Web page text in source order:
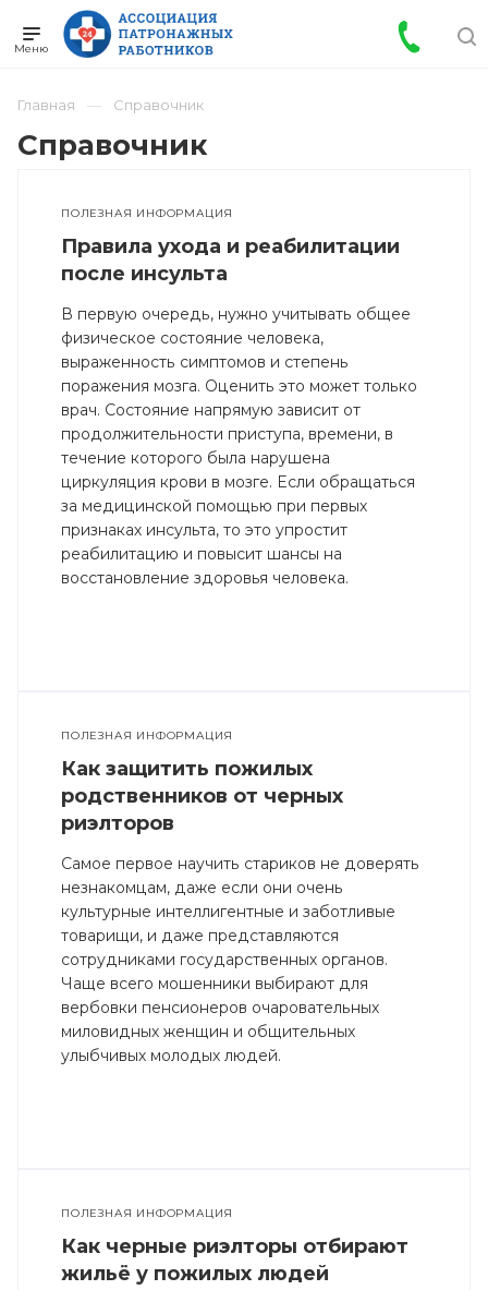
Главная Справочник
Справочник
ПОЛЕЗНАЯ ИНФОРМАЦИЯ
Правила ухода и реабилитации
после инсульта
В первую очередь, нужно учитывать общее
физическое состояние человека,
выраженность симптомов и степень
поражения мозга. Оценить это может только
врач. Состояние напрямую зависит от
продолжительности приступа, времени, в
течение которого была нарушена
циркуляция крови в мозге. Если обращаться
за медицинской помощью при первых
признаках инсульта, то это упростит
реабилитацию и повысит шансы на
восстановление здоровья человека.
ПОЛЕЗНАЯ ИНФОРМАЦИЯ
Как защитить пожилых
родственников от черных
риэлторов
Самое первое научить стариков не доверять
незнакомцам, даже если они очень
культурные интеллигентные и заботливые
товарищи, и даже представляются
сотрудниками государственных органов.
Чаще всего мошенники выбирают для
вербовки пенсионеров очаровательных
миловидных женщин и общительных
улыбчивых молодых людей.
ПОЛЕЗНАЯ ИНФОРМАЦИЯ
Как черные риэлторы отбирают
жильё у пожилых людей